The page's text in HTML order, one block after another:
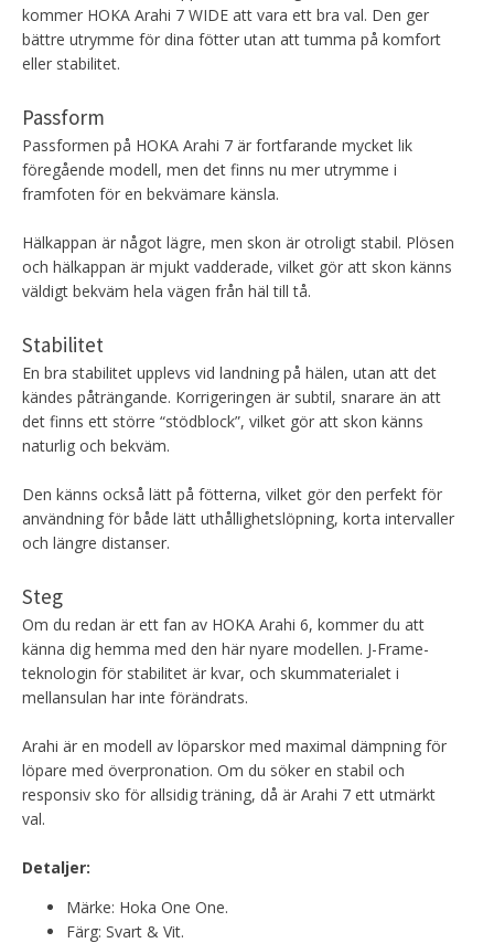
kommer HOKA Arahi 7 WIDE att vara ett bra val. Den ger
bättre utrymme för dina fötter utan att tumma på komfort
eller stabilitet.
Passform
Passformen på HOKA Arahi 7 är fortfarande mycket lik
föregående modell, men det finns nu mer utrymme i
framfoten för en bekvämare känsla.
Hälkappan är något lägre, men skon är otroligt stabil. Plösen
och hälkappan är mjukt vadderade, vilket gör att skon känns
väldigt bekväm hela vägen från häl till tå.
Stabilitet
En bra stabilitet upplevs vid landning på hälen, utan att det
kändes påträngande. Korrigeringen är subtil, snarare än att
det finns ett större “stödblock”, vilket gör att skon känns
naturlig och bekväm.
Den känns också lätt på fötterna, vilket gör den perfekt för
användning för både lätt uthållighetslöpning, korta intervaller
och längre distanser.
Steg
Om du redan är ett fan av HOKA Arahi 6, kommer du att
känna dig hemma med den här nyare modellen. J-Frame-
teknologin för stabilitet är kvar, och skummaterialet i
mellansulan har inte förändrats.
Arahi är en modell av löparskor med maximal dämpning för
löpare med överpronation. Om du söker en stabil och
responsiv sko för allsidig träning, då är Arahi 7 ett utmärkt
val.
Detaljer:
Märke: Hoka One One.
Färg: Svart & Vit.